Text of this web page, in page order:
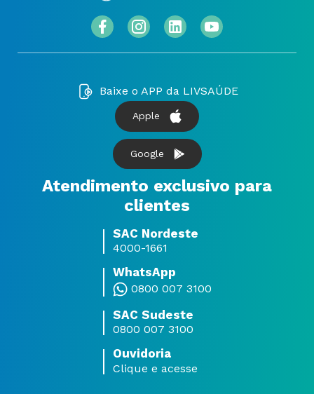
Baixe o APP da LIVSAÚDE
Apple
Google
Atendimento exclusivo para
clientes
SAC Nordeste
4000-1661
WhatsApp
0800 007 3100
SAC Sudeste
0800 007 3100
Ouvidoria
Clique e acesse